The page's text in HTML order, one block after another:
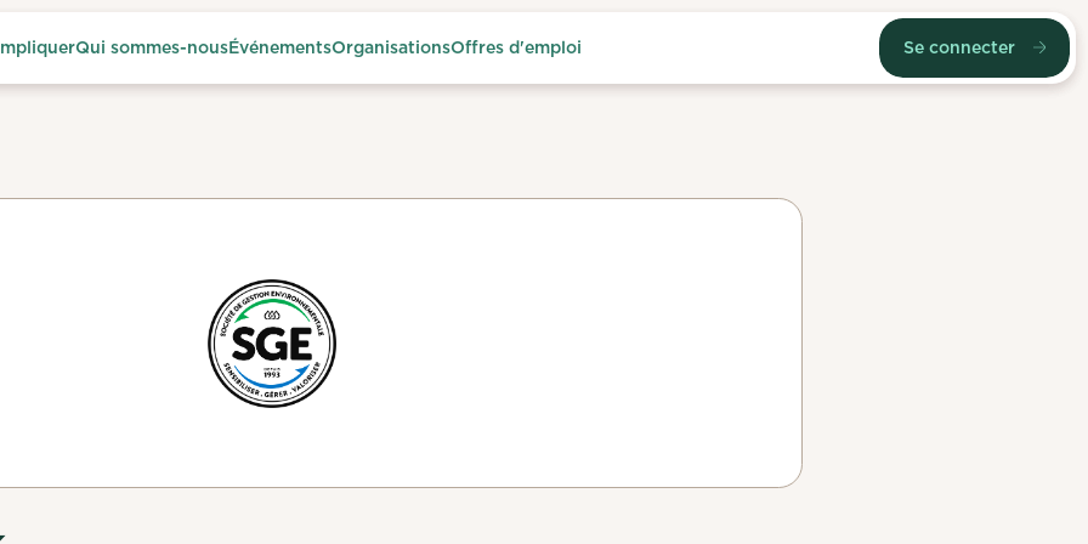
Qui sommes-nousÉvénementsOrganisationsOffres d'emploi Se connecter